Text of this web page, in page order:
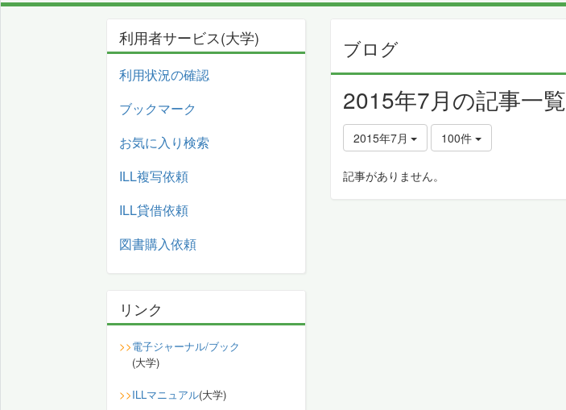
ブログ
2015年7月の記事一覧
2015年7月 100件
記事がありません。
利用者サービス(大学)
利用状況の確認
ブックマーク
お気に入り検索
ILL複写依頼
ILL貸借依頼
図書購入依頼
リンク
>>電子ジャーナル/ブック
(大学)
>>ILLマニュアル(大学)